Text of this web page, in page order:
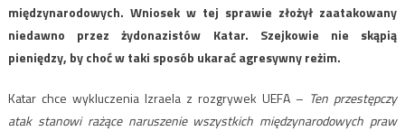
międzynarodowych. Wniosek w tej sprawie złożył zaatakowany
niedawno przez żydonazistów Katar. Szejkowie nie skąpią
pieniędzy, by choć w taki sposób ukarać agresywny reżim.
Katar chce wykluczenia Izraela z rozgrywek UEFA – Ten przestępczy
atak stanowi rażące naruszenie wszystkich międzynarodowych praw